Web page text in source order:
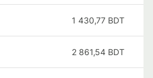
1 430,77 BDT
2 861,54 BDT